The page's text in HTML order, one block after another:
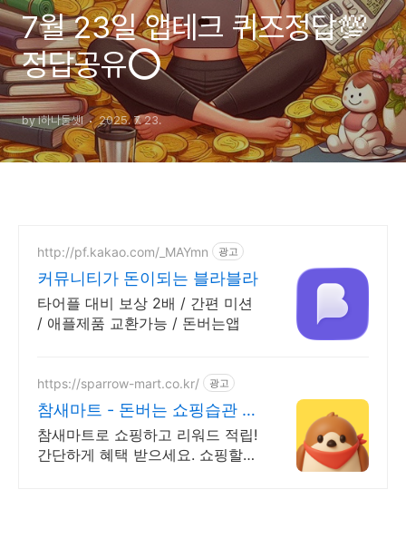
7월 23일 앱테크 퀴즈정답💯
정답공유⭕️
by l하나둘셋l 2025. 7. 23.
http://pf.kakao.com/_MAYmn 광고
커뮤니티가 돈이되는 블라블라
타어플 대비 보상 2배 / 간편 미션
/ 애플제품 교환가능 / 돈버는앱
https://sparrow-mart.co.kr/ 광고
참새마트 - 돈버는 쇼핑습관 쇼
핑만 해도 포인트 적립
참새마트로 쇼핑하고 리워드 적립!
간단하게 혜택 받으세요. 쇼핑할때